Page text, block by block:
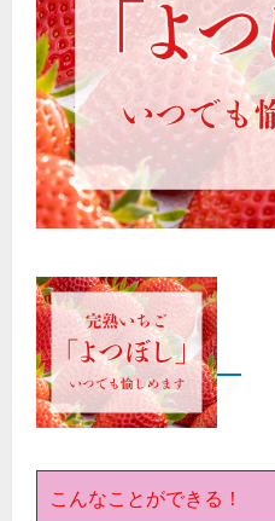
こんなことができる！